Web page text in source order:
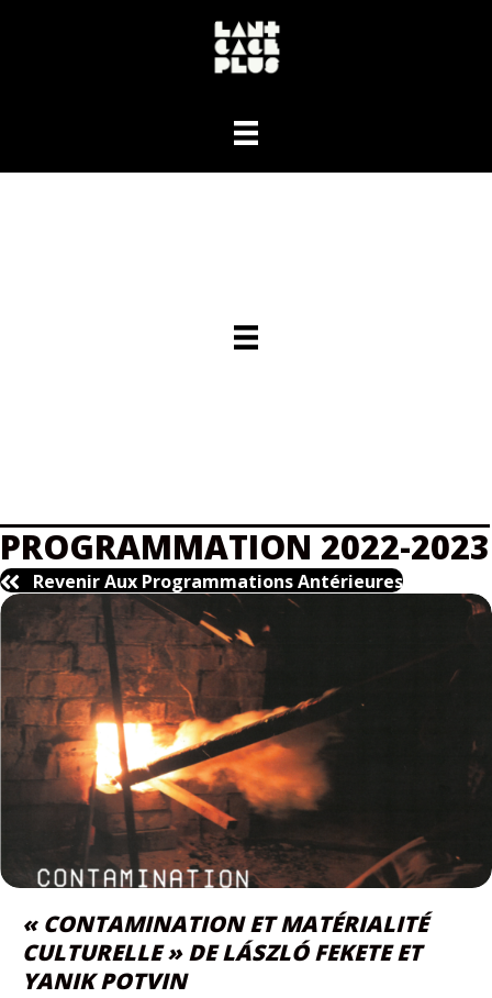
PROGRAMMATION 2022-2023
Revenir Aux Programmations Antérieures
« CONTAMINATION ET MATÉRIALITÉ
CULTURELLE » DE LÁSZLÓ FEKETE ET
YANIK POTVIN